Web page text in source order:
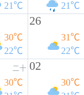
21℃
21℃
30℃
22℃
26
31℃
22℃
二十
30℃
02
30℃